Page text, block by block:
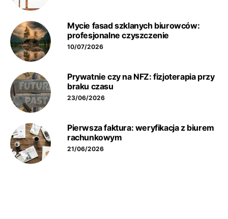
Mycie fasad szklanych biurowców:
profesjonalne czyszczenie
10/07/2026
Prywatnie czy na NFZ: fizjoterapia przy
braku czasu
23/06/2026
Pierwsza faktura: weryfikacja z biurem
rachunkowym
21/06/2026